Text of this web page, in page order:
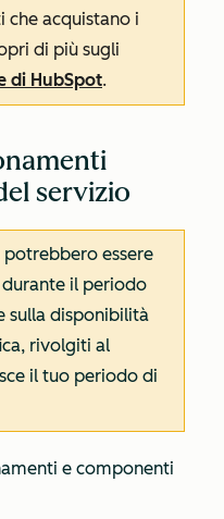
che acquistano i
di più sugli
di HubSpot.
servizio
essere
il periodo
sulla disponibilità
rivolgiti al
il tuo periodo di
e componenti